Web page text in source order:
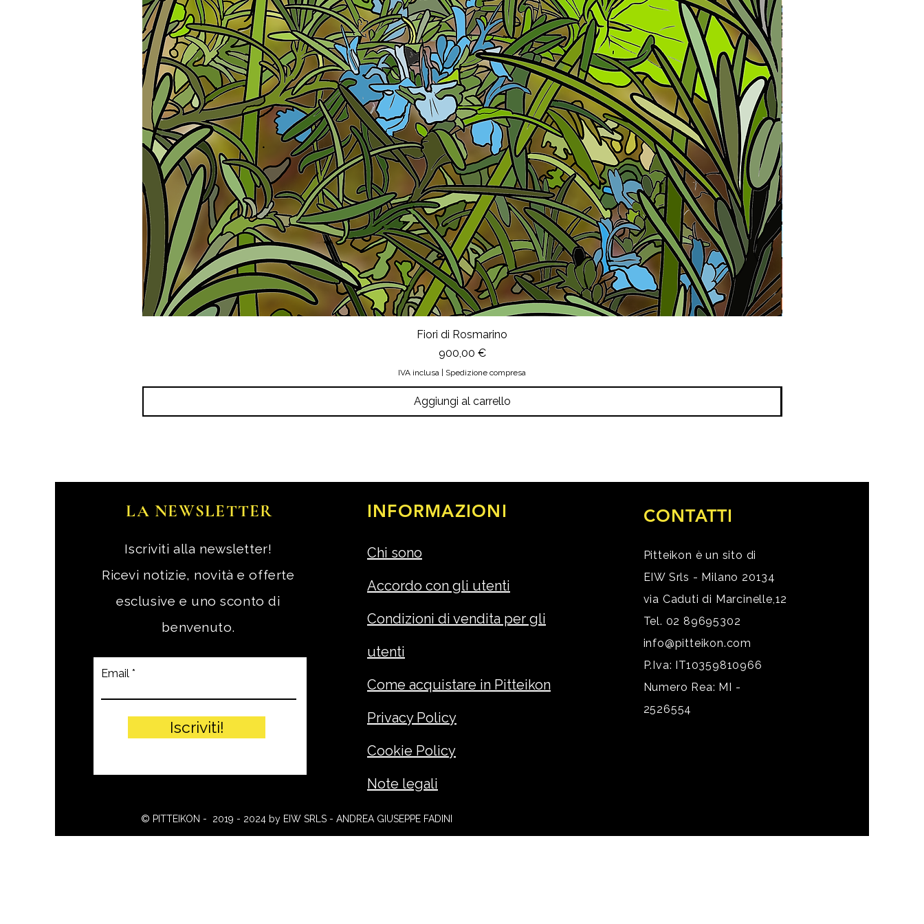
Fiori di Rosmarino
Prezzo
900,00 €
IVA inclusa Spedizione compresa
Aggiungi al carrello
LA NEWSLETTER
Iscriviti alla newsletter!
Ricevi notizie, novità e offerte
esclusive e uno sconto di
benvenuto.
Email
Iscriviti!
INFORMAZIONI
Chi sono
Accordo con gli utenti
Condizioni di vendita per gli
utenti
Come acquistare in Pitteikon
Privacy Policy
Cookie Policy
Note legali
CONTATTI
Pitteikon è un sito di
EIW Srls - Milano 20134
via Caduti di Marcinelle,12
Tel. 02 89695302
info@pitteikon.com
P.Iva: IT10359810966
Numero Rea: MI -
2526554
© PITTEIKON - 2019 - 2024 by EIW SRLS - ANDREA GIUSEPPE FADINI